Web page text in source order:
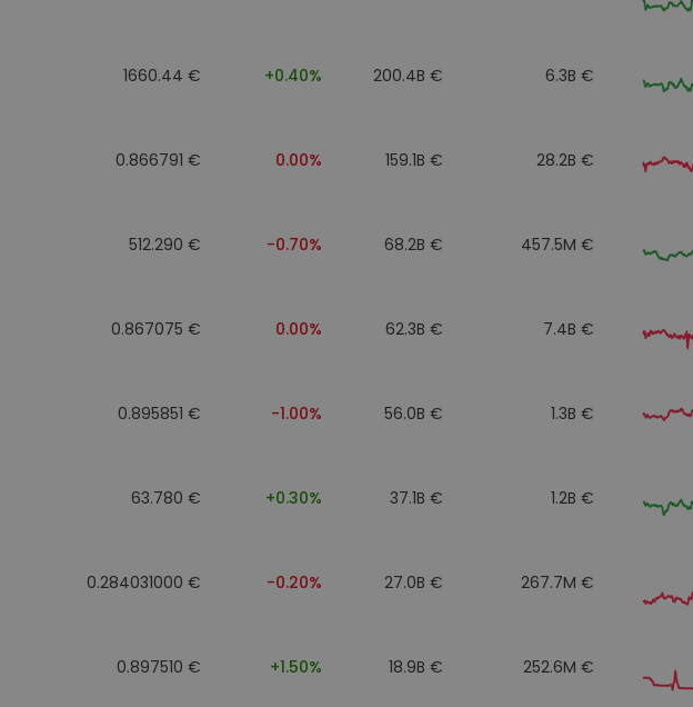
1660.44 € +0.40% 200.4B € 6.3B €
0.866791 € 0.00% 159.1B € 28.2B €
512.290 € -0.70% 68.2B € 457.5M €
0.867075 € 0.00% 62.3B € 7.4B €
0.895851 € -1.00% 56.0B € 1.3B €
63.780 € +0.30% 37.1B € 1.2B €
0.284031000 € -0.20% 27.0B € 267.7M €
0.897510 € +1.50% 18.9B € 252.6M €